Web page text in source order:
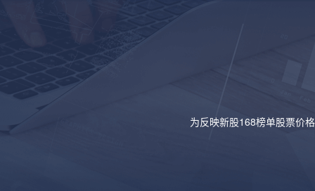
为反映新股168榜单股票价